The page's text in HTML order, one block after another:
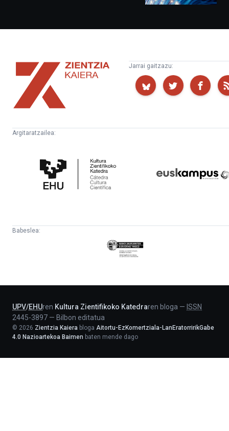
Zientzia
Kaiera
Jarrai gaitzazu:
Argitaratzailea:
Zientifikoko
Katedra
Babeslea:
Eusko
Jaurlaritza
UPV/EHUren Kultura Zientifikoko Katedraren bloga — ISSN
2445-3897 — Bilbon editatua
© 2026 Zientzia Kaiera bloga Aitortu-EzKomertziala-LanEratorririkGabe
4.0 Nazioartekoa Baimen baten mende dago